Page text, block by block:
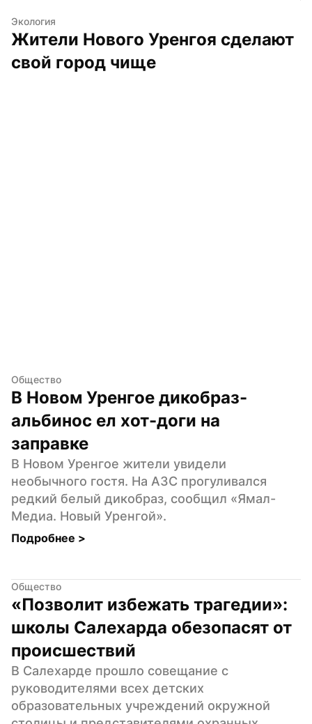
Экология
Жители Нового Уренгоя сделают
свой город чище
Общество
В Новом Уренгое дикобраз-
альбинос ел хот-доги на
заправке
В Новом Уренгое жители увидели
необычного гостя. На АЗС прогуливался
редкий белый дикобраз, сообщил «Ямал-
Медиа. Новый Уренгой».
Подробнее >
Общество
«Позволит избежать трагедии»:
школы Салехарда обезопасят от
происшествий
В Салехарде прошло совещание с
руководителями всех детских
образовательных учреждений окружной